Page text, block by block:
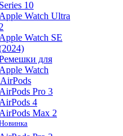
Series 10
Apple Watch Ultra
2
Apple Watch SE
для
Apple Watch
AirPods Pro 3
AirPods 4
AirPods Max 2